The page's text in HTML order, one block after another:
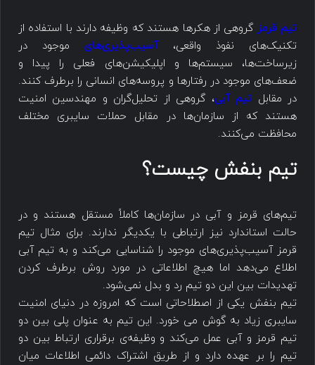
تیم قرمز گروهی از هکرها هستند که وظیفه دارند با استفاده از
تکنیک‌های نفوذ واقعی،آسیب‌پذیری‌های موجود در
زیرساخت‌ها، سیستم‌ها و اپلیکیشن‌های فعلی را پیدا و
ضعف‌های موجود در رفتارها و پروسه‌های انسانی را برطرف کنند.
در مقابل تیم آبی، گروهی از تحلیل‌گران و مهندسین امنیت
هستند که از سازمان‌ها در مقابل حملات سایبری مختلف
محافظت می‌کنند.
تیم بنفش چیست؟
تیم‌های قرمز و آبی در سازمان‌ها کاملاً مستقل هستند و در
حالت استاندارد نیز ارتباطی با یکدیگر ندارند. برای مثال تیم
قرمز آسیب‌پذیری‌های موجود را شناسایی می‌کند و به تیم آبی
اطلاع می‌دهد اما هیچ اطلاعاتی در مورد روش برطرف کردن
تهدیدات بین این دو تیم رد و بدل نمی‌شود.
تیم بنفش یکی از اصطلاحاتی است که امروزه در دنیای امنیت
سایبری زیاد به گوش می خورد. این تیم به عنوان پلی بین دو
تیم قرمز و آبی عمل می‌کند و وظیفه‌ی برقراری ارتباط بین دو
تیم را بر عهده دارد و از طریق اشتراک دائمی اطلاعات میان